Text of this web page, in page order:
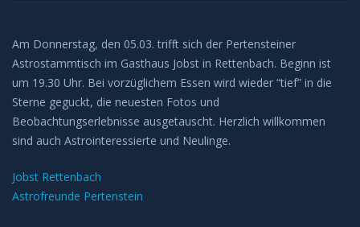
Am Donnerstag, den 05.03. trifft sich der Pertensteiner
Astrostammtisch im Gasthaus Jobst in Rettenbach. Beginn ist
um 19.30 Uhr. Bei vorzüglichem Essen wird wieder “tief” in die
Sterne geguckt, die neuesten Fotos und
Beobachtungserlebnisse ausgetauscht. Herzlich willkommen
sind auch Astrointeressierte und Neulinge.
Jobst Rettenbach
Astrofreunde Pertenstein